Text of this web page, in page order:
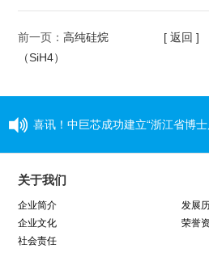
前一页：高纯硅烷
（SiH4）
[ 返回 ]
喜讯！中巨芯成功建立“浙江省博
动圆满结束
学芯谱理念 做靠谱者--中巨芯靠谱
关于我们
企业简介
发展
企业文化
荣誉
社会责任